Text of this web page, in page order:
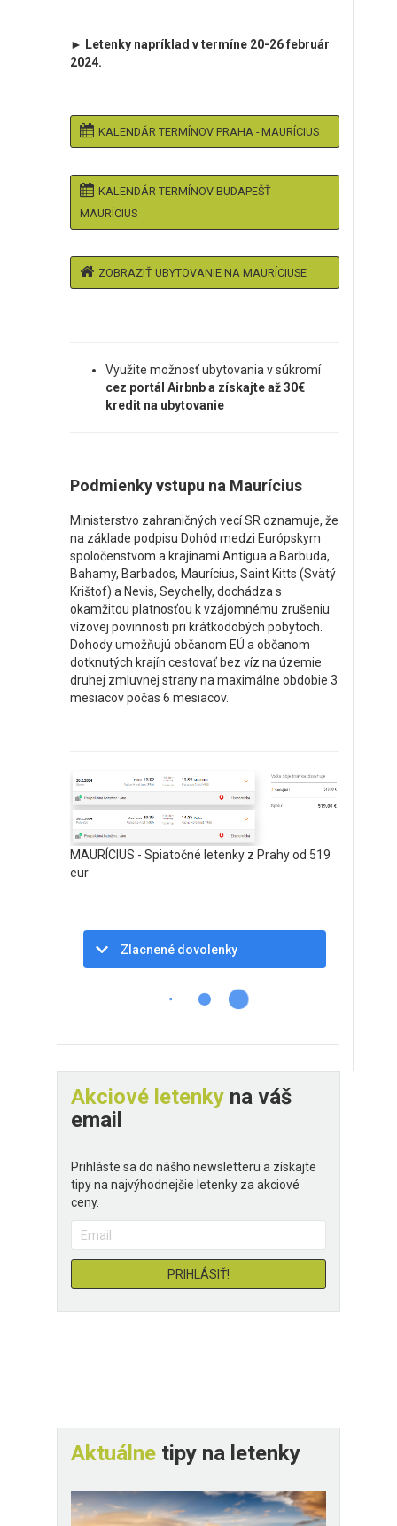
► Letenky napríklad v termíne 20-26 február
2024.
KALENDÁR TERMÍNOV PRAHA - MAURÍCIUS
KALENDÁR TERMÍNOV BUDAPEŠŤ -
MAURÍCIUS
ZOBRAZIŤ UBYTOVANIE NA MAURÍCIUSE
Využite možnosť ubytovania v súkromí
cez portál Airbnb a získajte až 30€
kredit na ubytovanie
Podmienky vstupu na Maurícius
Ministerstvo zahraničných vecí SR oznamuje, že
na základe podpisu Dohôd medzi Európskym
spoločenstvom a krajinami Antigua a Barbuda,
Bahamy, Barbados, Maurícius, Saint Kitts (Svätý
Krištof) a Nevis, Seychelly, dochádza s
okamžitou platnosťou k vzájomnému zrušeniu
vízovej povinnosti pri krátkodobých pobytoch.
Dohody umožňujú občanom EÚ a občanom
dotknutých krajín cestovať bez víz na územie
druhej zmluvnej strany na maximálne obdobie 3
mesiacov počas 6 mesiacov.
MAURÍCIUS - Spiatočné letenky z Prahy od 519
eur
Zlacnené dovolenky
Akciové letenky na váš
email
Prihláste sa do nášho newsletteru a získajte
tipy na najvýhodnejšie letenky za akciové
ceny.
Aktuálne tipy na letenky